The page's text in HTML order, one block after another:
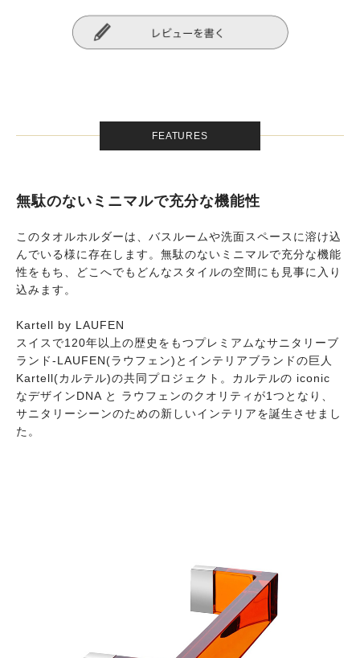
FEATURES
無駄のないミニマルで充分な機能性
このタオルホルダーは、バスルームや洗面スペースに溶け込
んでいる様に存在します。無駄のないミニマルで充分な機能
性をもち、どこへでもどんなスタイルの空間にも見事に入り
込みます。
Kartell by LAUFEN
スイスで120年以上の歴史をもつプレミアムなサニタリーブ
ランド-LAUFEN(ラウフェン)とインテリアブランドの巨人
Kartell(カルテル)の共同プロジェクト。カルテルの iconic
なデザインDNA と ラウフェンのクオリティが1つとなり、
サニタリーシーンのための新しいインテリアを誕生させまし
た。